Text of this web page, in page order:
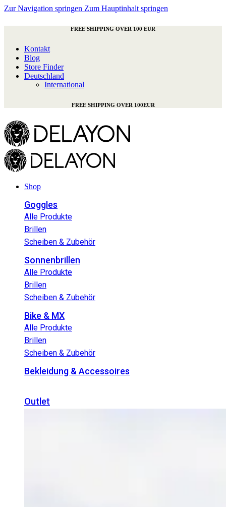
Zur Navigation springen Zum Hauptinhalt springen
FREE SHIPPING OVER 100 EUR
Kontakt
Blog
Store Finder
Deutschland
International
FREE SHIPPING OVER 100EUR
Shop
Goggles
Alle Produkte
Brillen
Scheiben & Zubehör
Sonnenbrillen
Alle Produkte
Brillen
Scheiben & Zubehör
Bike & MX
Alle Produkte
Brillen
Scheiben & Zubehör
Bekleidung & Accessoires
Outlet